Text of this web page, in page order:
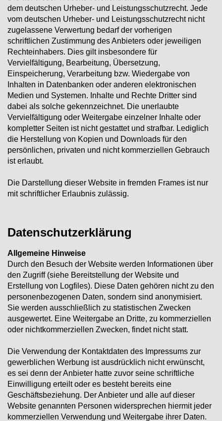
dem deutschen Urheber- und Leistungsschutzrecht. Jede
vom deutschen Urheber- und Leistungsschutzrecht nicht
zugelassene Verwertung bedarf der vorherigen
schriftlichen Zustimmung des Anbieters oder jeweiligen
Rechteinhabers. Dies gilt insbesondere für
Vervielfältigung, Bearbeitung, Übersetzung,
Einspeicherung, Verarbeitung bzw. Wiedergabe von
Inhalten in Datenbanken oder anderen elektronischen
Medien und Systemen. Inhalte und Rechte Dritter sind
dabei als solche gekennzeichnet. Die unerlaubte
Vervielfältigung oder Weitergabe einzelner Inhalte oder
kompletter Seiten ist nicht gestattet und strafbar. Lediglich
die Herstellung von Kopien und Downloads für den
persönlichen, privaten und nicht kommerziellen Gebrauch
ist erlaubt.
Die Darstellung dieser Website in fremden Frames ist nur
mit schriftlicher Erlaubnis zulässig.
Datenschutzerklärung
Allgemeine Hinweise
Durch den Besuch der Website werden Informationen über
den Zugriff (siehe Bereitstellung der Website und
Erstellung von Logfiles). Diese Daten gehören nicht zu den
personenbezogenen Daten, sondern sind anonymisiert.
Sie werden ausschließlich zu statistischen Zwecken
ausgewertet. Eine Weitergabe an Dritte, zu kommerziellen
oder nichtkommerziellen Zwecken, findet nicht statt.
Die Verwendung der Kontaktdaten des Impressums zur
gewerblichen Werbung ist ausdrücklich nicht erwünscht,
es sei denn der Anbieter hatte zuvor seine schriftliche
Einwilligung erteilt oder es besteht bereits eine
Geschäftsbeziehung. Der Anbieter und alle auf dieser
Website genannten Personen widersprechen hiermit jeder
kommerziellen Verwendung und Weitergabe ihrer Daten.